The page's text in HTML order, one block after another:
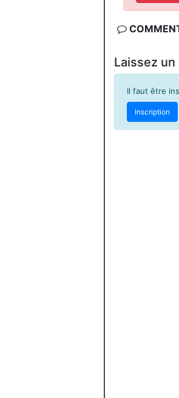
Laissez
Il faut être
Inscription